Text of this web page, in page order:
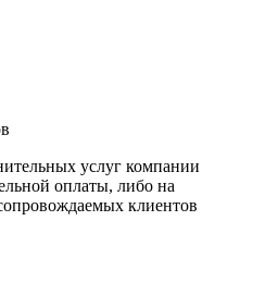
услуг компании
оплаты, либо на
клиентов